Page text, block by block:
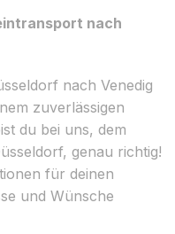
nach
nach Venedig
zuverlässigen
du bei uns, dem
genau richtig!
für deinen
und Wünsche